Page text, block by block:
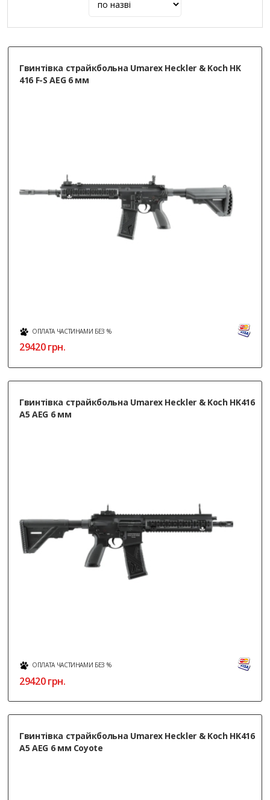
Гвинтівка страйкбольна Umarex Heckler & Koch HK
416 F-S AEG 6 мм
ОПЛАТА ЧАСТИНАМИ БЕЗ %
29420грн.
Гвинтівка страйкбольна Umarex Heckler & Koch HK416
A5 AEG 6 мм
ОПЛАТА ЧАСТИНАМИ БЕЗ %
29420грн.
Гвинтівка страйкбольна Umarex Heckler & Koch HK416
A5 AEG 6 мм Coyote